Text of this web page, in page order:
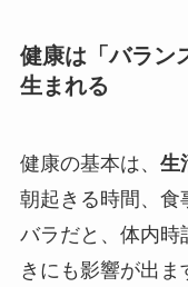
健康は「バラン
生まれる
健康の基本は、 生
朝起きる時間、食
バラだと、体内時
きにも影響が出ま